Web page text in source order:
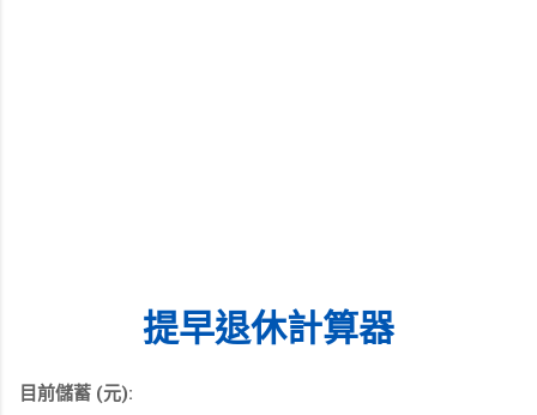
提早退休計算器
目前儲蓄 (元):